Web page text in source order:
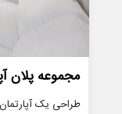
مجموعه پلان آپارتمان زیر ۵۰ متر
طراحی یک